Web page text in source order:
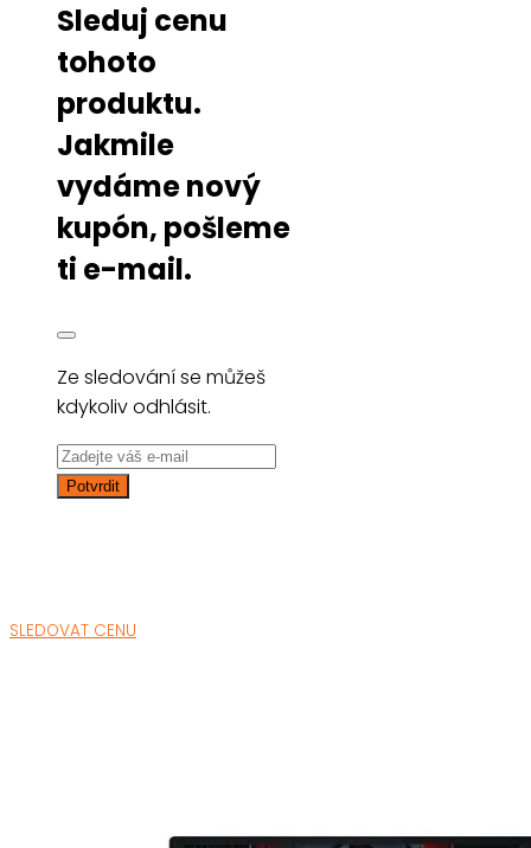
Sleduj cenu
tohoto
produktu.
Jakmile
vydáme nový
kupón, pošleme
ti e-mail.
Ze sledování se můžeš
kdykoliv odhlásit.
SLEDOVAT CENU